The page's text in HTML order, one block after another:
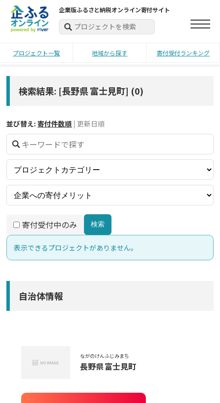
企業版ふるさと納税オンライン寄付サイト
プロジェクト一覧 地域から探す 寄付受付ランキング
検索結果: [長野県 富士見町] (0)
並び替え: 寄付件数順 | 更新日順
寄付受付中のみ 検索
表示できるプロジェクトがありません。
自治体情報
ながのけん
長野県
ふじみまち
富士見町